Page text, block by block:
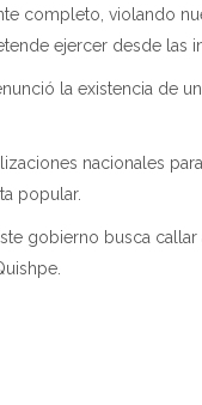
completo, violando
ejercer desde las
la existencia de
nacionales
popular.
gobierno busca